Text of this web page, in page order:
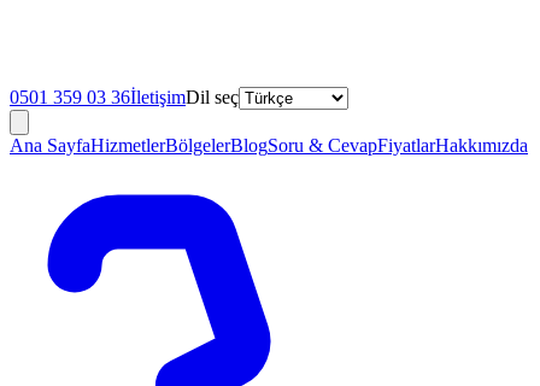
0501 359 03 36İletişimDil seç
Ana SayfaHizmetlerBölgelerBlogSoru & CevapFiyatlarHakkımızda